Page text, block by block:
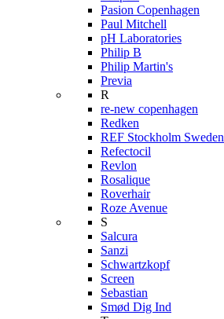
Pasion Copenhagen
Paul Mitchell
pH Laboratories
Philip B
Philip Martin's
Previa
R
re-new copenhagen
Redken
REF Stockholm Sweden
Refectocil
Revlon
Rosalique
Roverhair
Roze Avenue
S
Salcura
Sanzi
Schwartzkopf
Screen
Sebastian
Smød Dig Ind